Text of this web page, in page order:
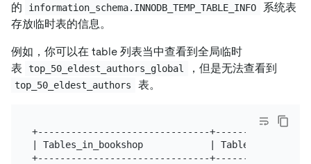
的
information_schema.INNODB_TEMP_TABLE_INFO
系统表
存放临时表的信息。
例如，你可以在 table 列表当中查看到全局临时
表
top_50_eldest_authors_global ，但是无法查看到
top_50_eldest_authors 表。
+-------------------------------+------------+
| Tables_in_bookshop            | Table_type |
+-------------------------------+------------+